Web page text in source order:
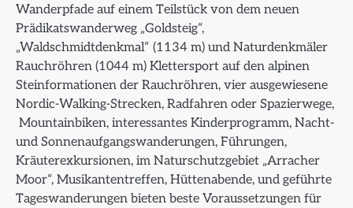
Wanderpfade auf einem Teilstück von dem neuen
Prädikatswanderweg „Goldsteig“,
„Waldschmidtdenkmal“ (1134 m) und Naturdenkmäler
Rauchröhren (1044 m) Klettersport auf den alpinen
Steinformationen der Rauchröhren, vier ausgewiesene
Nordic-Walking-Strecken, Radfahren oder Spazierwege,
Mountainbiken, interessantes Kinderprogramm, Nacht-
und Sonnenaufgangswanderungen, Führungen,
Kräuterexkursionen, im Naturschutzgebiet „Arracher
Moor“, Musikantentreffen, Hüttenabende, und geführte
Tageswanderungen bieten beste Voraussetzungen für